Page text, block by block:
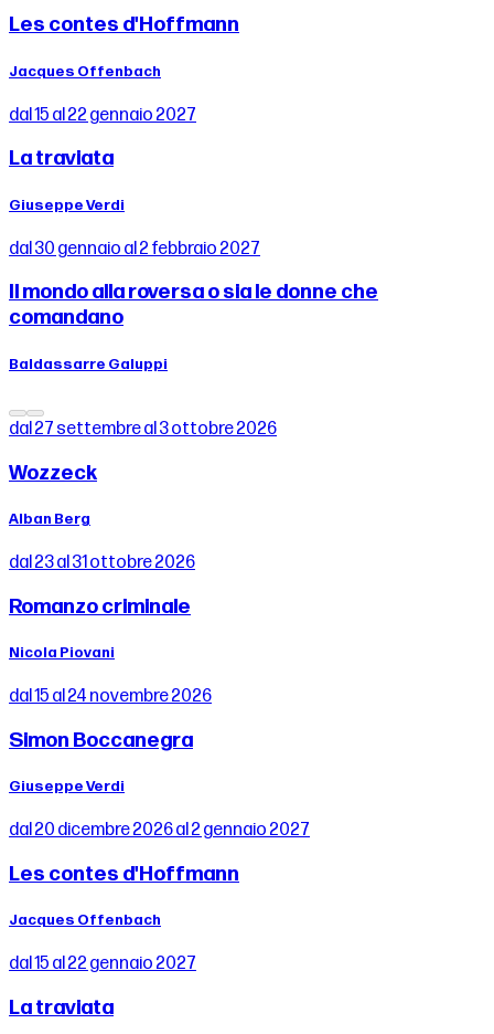
Les contes d'Hoffmann
Jacques Offenbach
dal 15 al 22 gennaio 2027
La traviata
Giuseppe Verdi
dal 30 gennaio al 2 febbraio 2027
Il mondo alla roversa o sia le donne che
comandano
Baldassarre Galuppi
dal 27 settembre al 3 ottobre 2026
Wozzeck
Alban Berg
dal 23 al 31 ottobre 2026
Romanzo criminale
Nicola Piovani
dal 15 al 24 novembre 2026
Simon Boccanegra
Giuseppe Verdi
dal 20 dicembre 2026 al 2 gennaio 2027
Les contes d'Hoffmann
Jacques Offenbach
dal 15 al 22 gennaio 2027
La traviata